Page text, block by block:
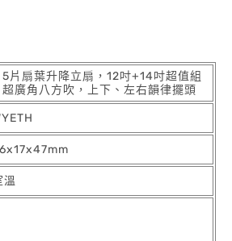
片扇葉升降立扇，12吋+14吋超值組
廣角八方吹，上下、左右韻律擺頭
溫